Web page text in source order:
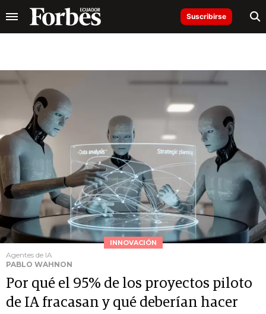
Suscribirse
INNOVACIÓN
Agentes de IA
PABLO WAHNON
Por qué el 95% de los proyectos piloto
de IA fracasan y qué deberían hacer